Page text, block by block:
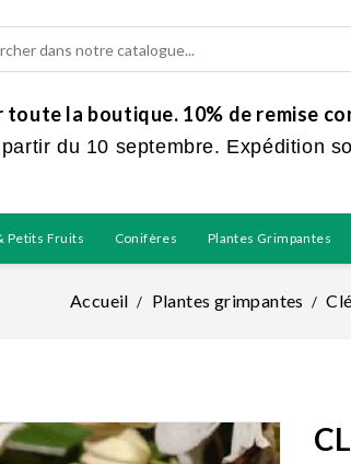
toute la boutique. 10% de remise
du 10 septembre. Expédition
Petits Fruits Conifères Plantes Grimpantes
Accueil Plantes grimpantes